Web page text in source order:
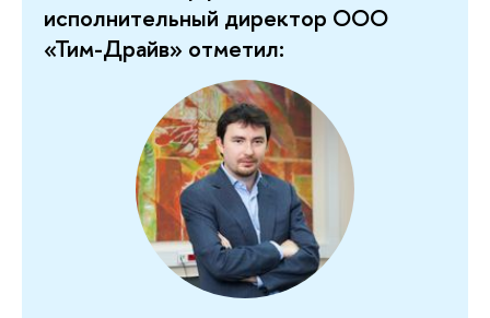
исполнительный директор ООО
«Тим-Драйв» отметил: